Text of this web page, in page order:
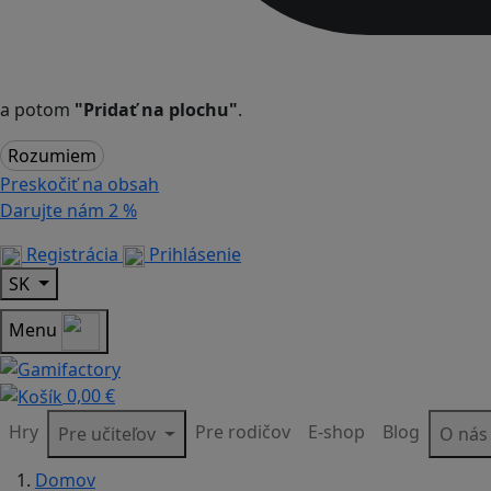
a potom "Pridať na plochu".
Rozumiem
Preskočiť na obsah
Darujte nám 2 %
Registrácia
Prihlásenie
SK
Menu
0,00 €
Hry
Pre učiteľov Pre rodičov E-shop Blog
O nás
Domov